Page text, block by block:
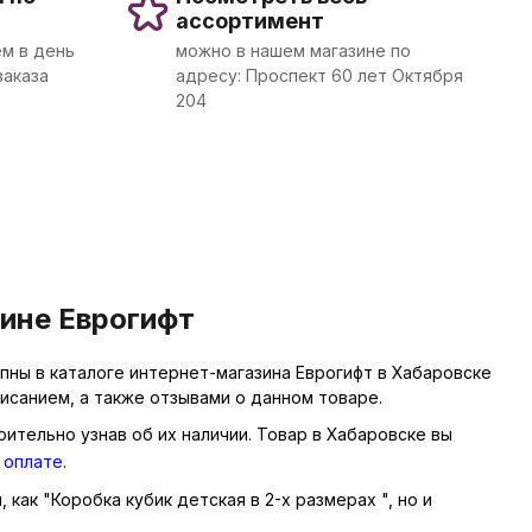
в день
ассортимент
можно в нашем магазине по
адресу: Проспект 60 лет Октября
204
Еврогифт
в каталоге интернет-магазина Еврогифт в Хабаровске
а также отзывами о данном товаре.
узнав об их наличии. Товар в Хабаровске вы
.
"Коробка кубик детская в 2-х размерах ", но и